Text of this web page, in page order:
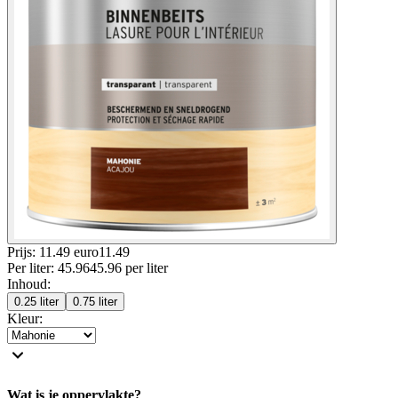
Prijs: 11.49 euro11 .49
Per liter: 45.9645.96 per liter
Inhoud:
0.25 liter 0.75 liter
Kleur: